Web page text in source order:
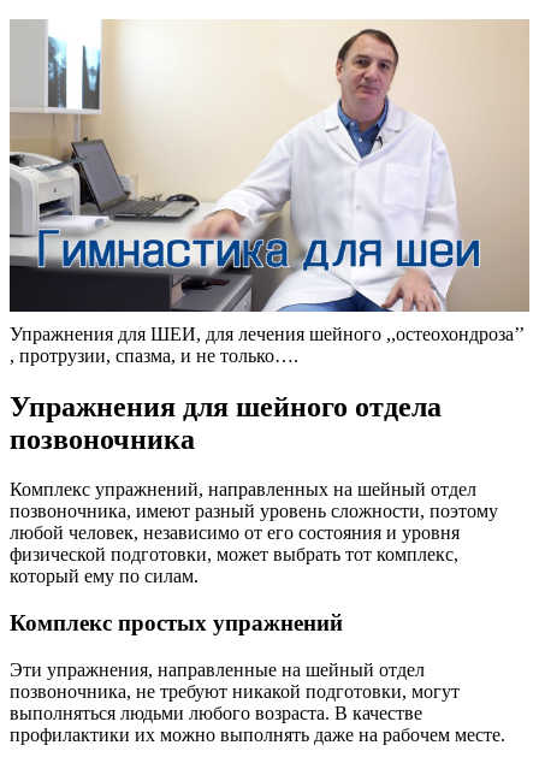
Упражнения для ШЕИ, для лечения шейного ,,остеохондроза’’
, протрузии, спазма, и не только….
Упражнения для шейного отдела
позвоночника
Комплекс упражнений, направленных на шейный отдел
позвоночника, имеют разный уровень сложности, поэтому
любой человек, независимо от его состояния и уровня
физической подготовки, может выбрать тот комплекс,
который ему по силам.
Комплекс простых упражнений
Эти упражнения, направленные на шейный отдел
позвоночника, не требуют никакой подготовки, могут
выполняться людьми любого возраста. В качестве
профилактики их можно выполнять даже на рабочем месте.